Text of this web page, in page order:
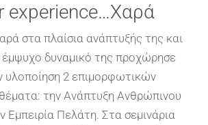
experience…Xαρά
στα πλαίσια ανάπτυξής της και
δυναμικό της προχώρησε
υλοποίηση 2 επιμορφωτικών
την Ανάπτυξη Ανθρώπινου
Εμπειρία Πελάτη. Στα σεμινάρια